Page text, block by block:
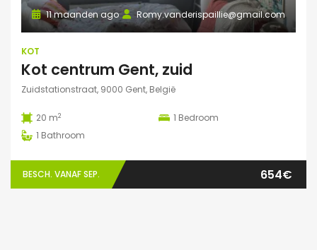
Romy.vanderispaillie@gmail.com
11 maanden ago
KOT
Kot centrum Gent, zuid
Zuidstationstraat, 9000 Gent, België
20 m2 1 Bedroom
1 Bathroom
BESCH. VANAF SEP. 654€